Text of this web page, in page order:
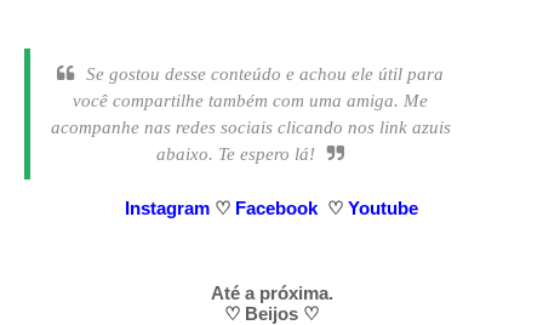
Se gostou desse conteúdo e achou ele útil para
você compartilhe também com uma amiga. Me
acompanhe nas redes sociais clicando nos link azuis
abaixo. Te espero lá!
Instagram ♡ Facebook ♡ Youtube
Até a próxima.
♡ Beijos ♡